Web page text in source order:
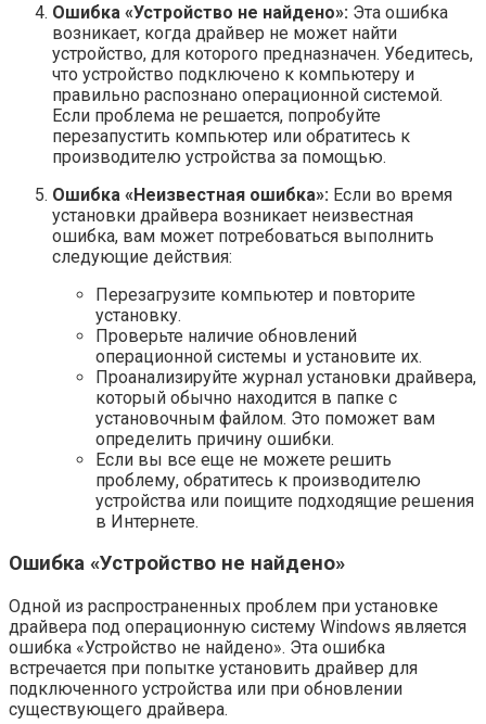
Ошибка «Устройство не найдено»: Эта ошибка
возникает, когда драйвер не может найти
устройство, для которого предназначен. Убедитесь,
что устройство подключено к компьютеру и
правильно распознано операционной системой.
Если проблема не решается, попробуйте
перезапустить компьютер или обратитесь к
производителю устройства за помощью.
Ошибка «Неизвестная ошибка»: Если во время
установки драйвера возникает неизвестная
ошибка, вам может потребоваться выполнить
следующие действия:
Перезагрузите компьютер и повторите
установку.
Проверьте наличие обновлений
операционной системы и установите их.
Проанализируйте журнал установки драйвера,
который обычно находится в папке с
установочным файлом. Это поможет вам
определить причину ошибки.
Если вы все еще не можете решить
проблему, обратитесь к производителю
устройства или поищите подходящие решения
в Интернете.
Ошибка «Устройство не найдено»
Одной из распространенных проблем при установке
драйвера под операционную систему Windows является
ошибка «Устройство не найдено». Эта ошибка
встречается при попытке установить драйвер для
подключенного устройства или при обновлении
существующего драйвера.